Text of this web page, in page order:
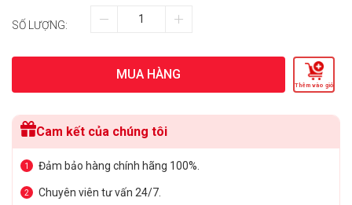
SỐ LƯỢNG:
MUA HÀNG
Thêm vào giỏ
Cam kết của chúng tôi
1 Đảm bảo hàng chính hãng 100%.
2 Chuyên viên tư vấn 24/7.